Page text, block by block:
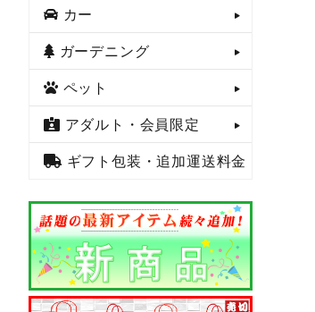
カー
ガーデニング
ペット
アダルト・会員限定
ギフト包装・追加運送料金